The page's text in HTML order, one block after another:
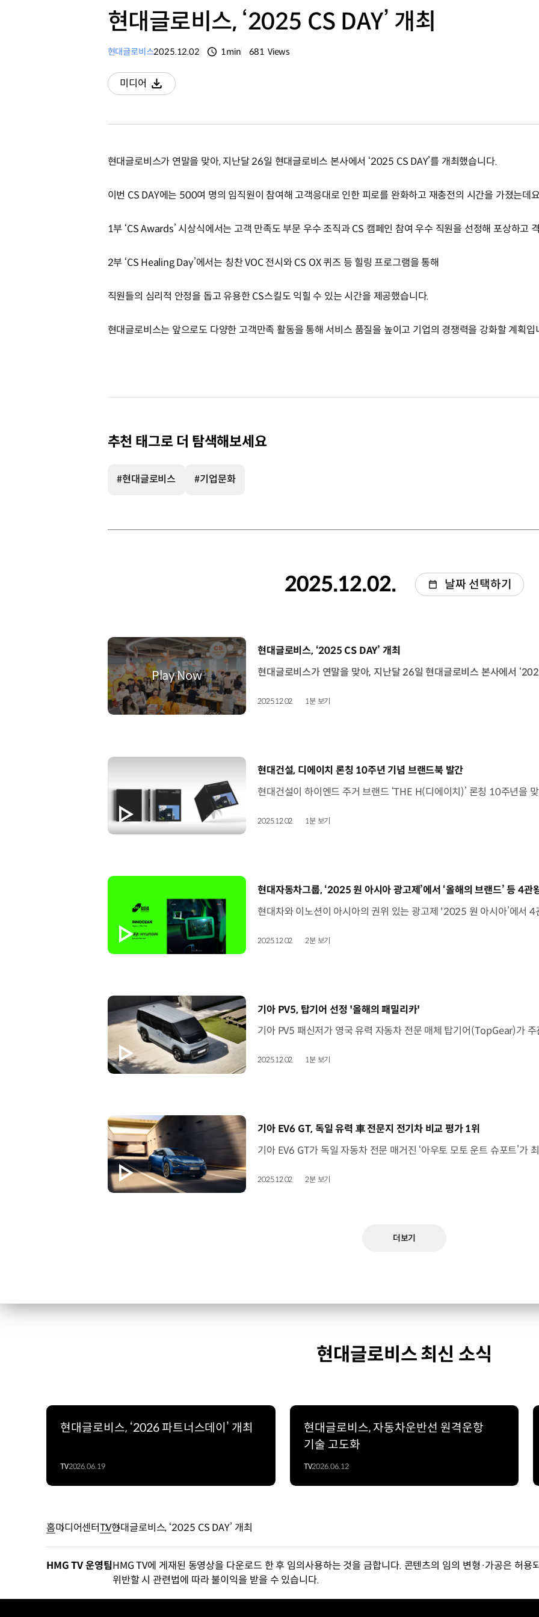
현대글로비스, ‘2025 CS DAY’ 개최
현대글로비스2025.12.02 1min 681 Views
미디어
다운로드
현대글로비스가 연말을 맞아, 지난달 26일 현대글로비스 본사에서 ‘2025 CS DAY’를 개최했습니다.
이번 CS DAY에는 500여 명의 임직원이 참여해 고객응대로 인한 피로를 완화하고 재충전의 시간을 가졌는데
1부 ‘CS Awards’ 시상식에서는 고객 만족도 부문 우수 조직과 CS 캠페인 참여 우수 직원을 선정해 포상하고
2부 ‘CS Healing Day’에서는 칭찬 VOC 전시와 CS OX 퀴즈 등 힐링 프로그램을 통해
직원들의 심리적 안정을 돕고 유용한 CS스킬도 익힐 수 있는 시간을 제공했습니다.
현대글로비스는 앞으로도 다양한 고객만족 활동을 통해 서비스 품질을 높이고 기업의 경쟁력을 강화할 계획입
추천 태그로 더 탐색해보세요
#현대글로비스 #기업문화
2025.12.02. 날짜 선택하기
[동영상]
현대글로비스, ‘2025 CS DAY’ 개최
2025.12.02. 1분 보기
[동영상]
현대건설, 디에이치 론칭 10주년 기념 브랜드북 발간
2025.12.02. 1분 보기
[동영상]
현대자동차그룹, ‘2025 원 아시아 광고제’에서 ‘올해의 브랜드’ 등 4관
2025.12.02. 2분 보기
[동영상]
기아 PV5, 탑기어 선정 '올해의 패밀리카'
2025.12.02. 1분 보기
[동영상]
기아 EV6 GT, 독일 유력 車 전문지 전기차 비교 평가 1위
2025.12.02. 2분 보기
더보기
현대글로비스 최신 소식
현대글로비스, ‘2026 파트너스데이’ 개최
TV2026.06.19
현대글로비스, 자동차운반선 원격운항
기술 고도화
TV2026.06.12
홈미디어센터TV현대글로비스, ‘2025 CS DAY’ 개최
HMG TV 운영팀HMG TV에 게재된 동영상을 다운로드 한 후 임의사용하는 것을 금합니다. 콘텐츠의 임의 변형·가공은 허
위반할 시 관련법에 따라 불이익을 받을 수 있습니다.